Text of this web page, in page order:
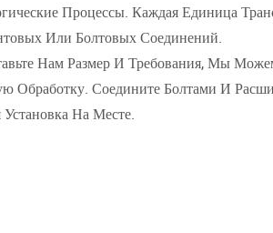
Процессы. Каждая Единица
Или Болтовых Соединений.
Нам Размер И Требования, Мы
Обработку. Соедините Болтами И
Установка На Месте.